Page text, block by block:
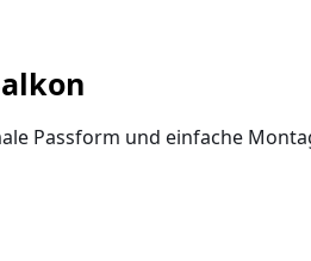
Passform und einfache